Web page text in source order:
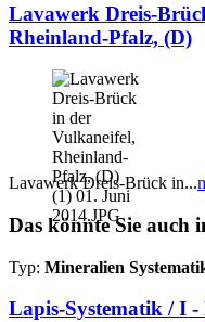
Lavawerk Dreis-
Rheinland-Pfalz, (D)
Lavawerk Dreis-Brück in...
Das könnte Sie auch
Typ: Mineralien
Lapis-Systematik / I -